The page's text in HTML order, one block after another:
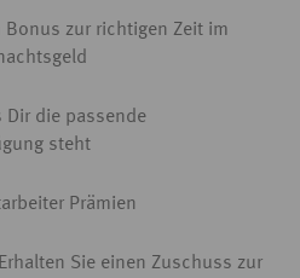
zur richtigen Zeit im
die passende
steht
Prämien
Sie einen Zuschuss zur